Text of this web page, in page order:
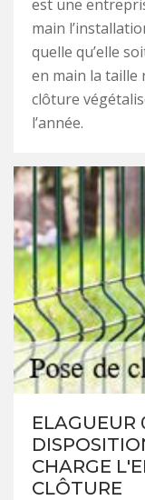
est une
main
quelle qu’elle
en main la taille
clôture
l’année.
ELAGUEUR
CHARGE
CLÔTURE